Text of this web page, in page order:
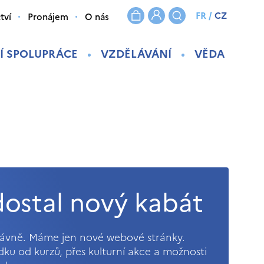
SPOLUPRÁCE VZDĚLÁVÁNÍ VĚDA
Pronájem O nás FR/CZ
nový kabát
Máme jen nové webové stránky.
od kurzů, přes kulturní akce a možnosti